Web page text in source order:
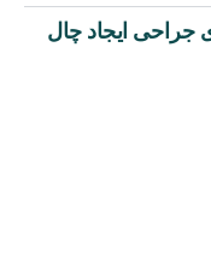
جراحی ایجاد چال